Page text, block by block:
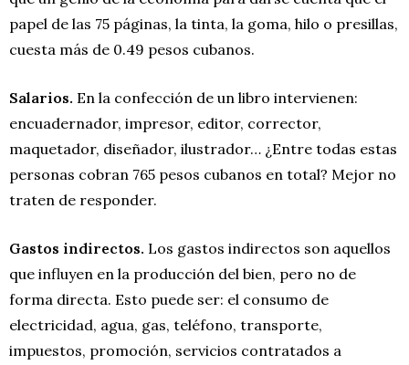
papel de las 75 páginas, la tinta, la goma, hilo o presillas,
cuesta más de 0.49 pesos cubanos.
Salarios. En la confección de un libro intervienen:
encuadernador, impresor, editor, corrector,
maquetador, diseñador, ilustrador… ¿Entre todas estas
personas cobran 765 pesos cubanos en total? Mejor no
traten de responder.
Gastos indirectos. Los gastos indirectos son aquellos
que influyen en la producción del bien, pero no de
forma directa. Esto puede ser: el consumo de
electricidad, agua, gas, teléfono, transporte,
impuestos, promoción, servicios contratados a